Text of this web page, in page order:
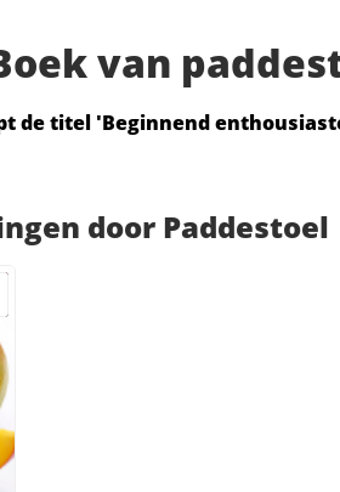
van
de titel 'Beginnend
door Paddestoel